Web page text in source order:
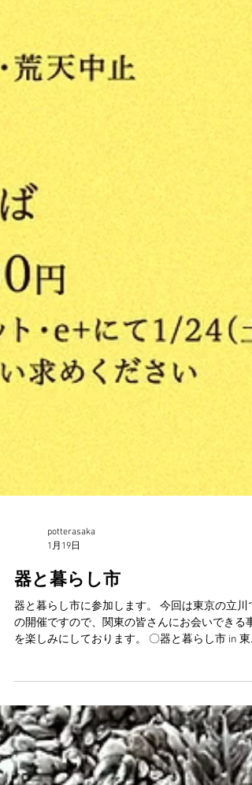
potterasaka
1月19日
器と暮らし市
を楽しみにしております。 〇器と暮らし市 in 東
vol.20 開催日：2月14日（土）～15日（日） 場所
国営昭和記念公園 みどりの文化ゾーン ゆめひろ
時間：10:00～16:00（15:30最終入場）入場料：前
券800円/当日券 1,200円 ※小学生以下、無料